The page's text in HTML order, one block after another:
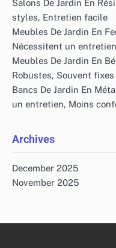
Salons De Jardin En
styles, Entretien facile
Meubles De Jardin En
Nécessitent un entretien
Meubles De Jardin En
Robustes, Souvent fixes
Bancs De Jardin En
un entretien, Moins
Archives
December 2025
November 2025